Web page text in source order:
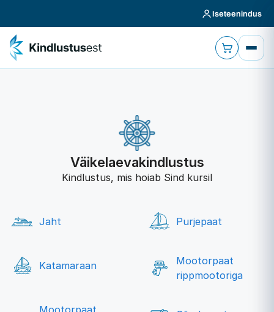
Iseteenindus
Väikelaevakindlustus
Kindlustus, mis hoiab Sind kursil
Jaht Purjepaat
Katamaraan
Mootorpaat
rippmootoriga
Mootorpaat